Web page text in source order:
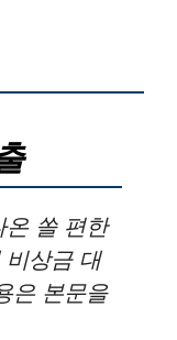
온 쏠 편한
비상금 대
은 본문을